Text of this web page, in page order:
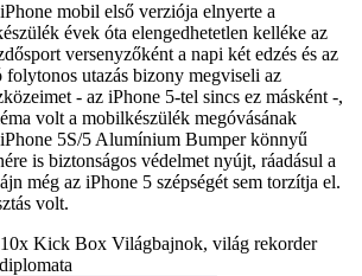
mobil első verziója elnyerte a
évek óta elengedhetetlen kelléke az
versenyzőként a napi két edzés és az
folytonos utazás bizony megviseli az
- az iPhone 5-tel sincs ez másként -,
volt a mobilkészülék megóvásának
5S/5 Alumínium Bumper könnyű
is biztonságos védelmet nyújt, ráadásul a
még az iPhone 5 szépségét sem torzítja el.
volt.
Kick Box Világbajnok, világ rekorder